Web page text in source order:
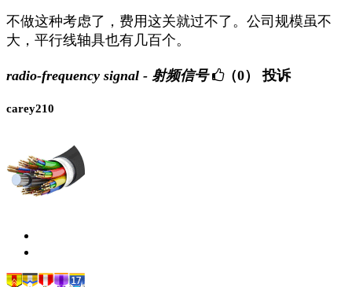
不做这种考虑了，费用这关就过不了。公司规模虽不
大，平行线轴具也有几百个。
radio-frequency signal - 射频信号 （0） 投诉
carey210